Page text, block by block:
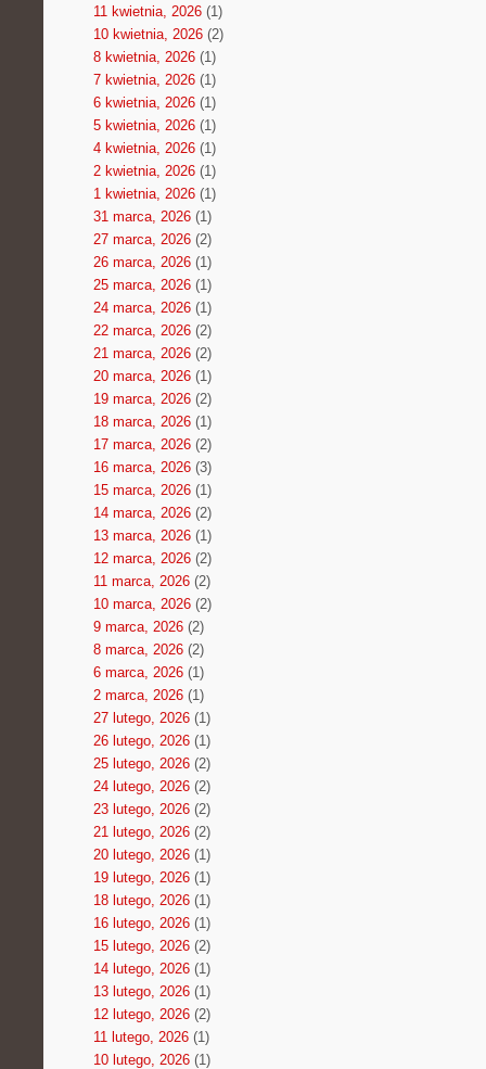
11 kwietnia, 2026(1)
10 kwietnia, 2026(2)
8 kwietnia, 2026(1)
7 kwietnia, 2026(1)
6 kwietnia, 2026(1)
5 kwietnia, 2026(1)
4 kwietnia, 2026(1)
2 kwietnia, 2026(1)
1 kwietnia, 2026(1)
31 marca, 2026(1)
27 marca, 2026(2)
26 marca, 2026(1)
25 marca, 2026(1)
24 marca, 2026(1)
22 marca, 2026(2)
21 marca, 2026(2)
20 marca, 2026(1)
19 marca, 2026(2)
18 marca, 2026(1)
17 marca, 2026(2)
16 marca, 2026(3)
15 marca, 2026(1)
14 marca, 2026(2)
13 marca, 2026(1)
12 marca, 2026(2)
11 marca, 2026(2)
10 marca, 2026(2)
9 marca, 2026(2)
8 marca, 2026(2)
6 marca, 2026(1)
2 marca, 2026(1)
27 lutego, 2026(1)
26 lutego, 2026(1)
25 lutego, 2026(2)
24 lutego, 2026(2)
23 lutego, 2026(2)
21 lutego, 2026(2)
20 lutego, 2026(1)
19 lutego, 2026(1)
18 lutego, 2026(1)
16 lutego, 2026(1)
15 lutego, 2026(2)
14 lutego, 2026(1)
13 lutego, 2026(1)
12 lutego, 2026(2)
11 lutego, 2026(1)
10 lutego, 2026(1)